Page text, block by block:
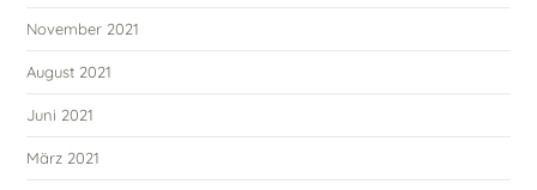
November 2021
August 2021
Juni 2021
März 2021